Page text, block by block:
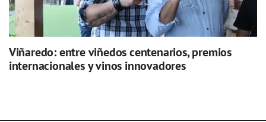
Viñaredo: entre viñedos centenarios, premios
internacionales y vinos innovadores